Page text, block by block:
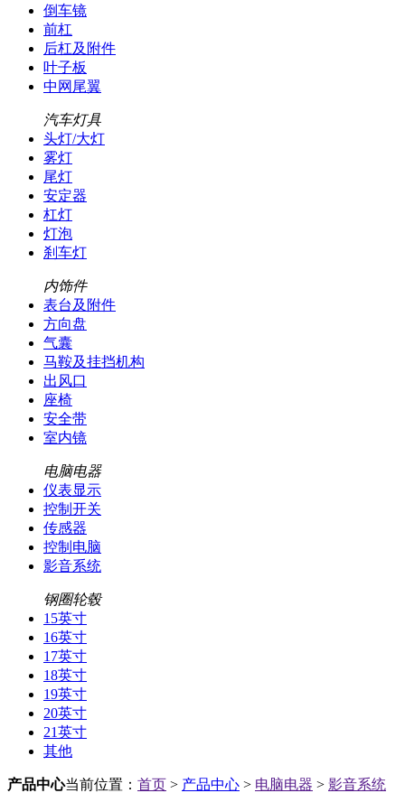
倒车镜
前杠
后杠及附件
叶子板
中网尾翼
汽车灯具
头灯/大灯
雾灯
尾灯
安定器
杠灯
灯泡
刹车灯
内饰件
表台及附件
方向盘
气囊
马鞍及挂挡机构
出风口
座椅
安全带
室内镜
电脑电器
仪表显示
控制开关
传感器
控制电脑
影音系统
钢圈轮毂
15英寸
16英寸
17英寸
18英寸
19英寸
20英寸
21英寸
其他
产品中心当前位置： 首页 > 产品中心 > 电脑电器 > 影音系统